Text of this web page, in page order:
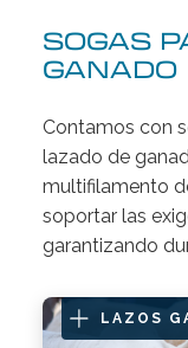
SOGAS
GANADO
Contamos con
lazado de
multifilamento
soportar las
garantizando
LAZOS